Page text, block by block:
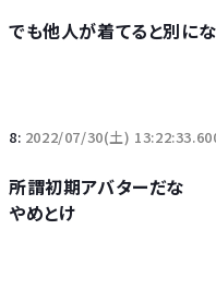
でも他人が着てると別に
8: 2022/07/30(土)
所謂初期アバターだな
やめとけ